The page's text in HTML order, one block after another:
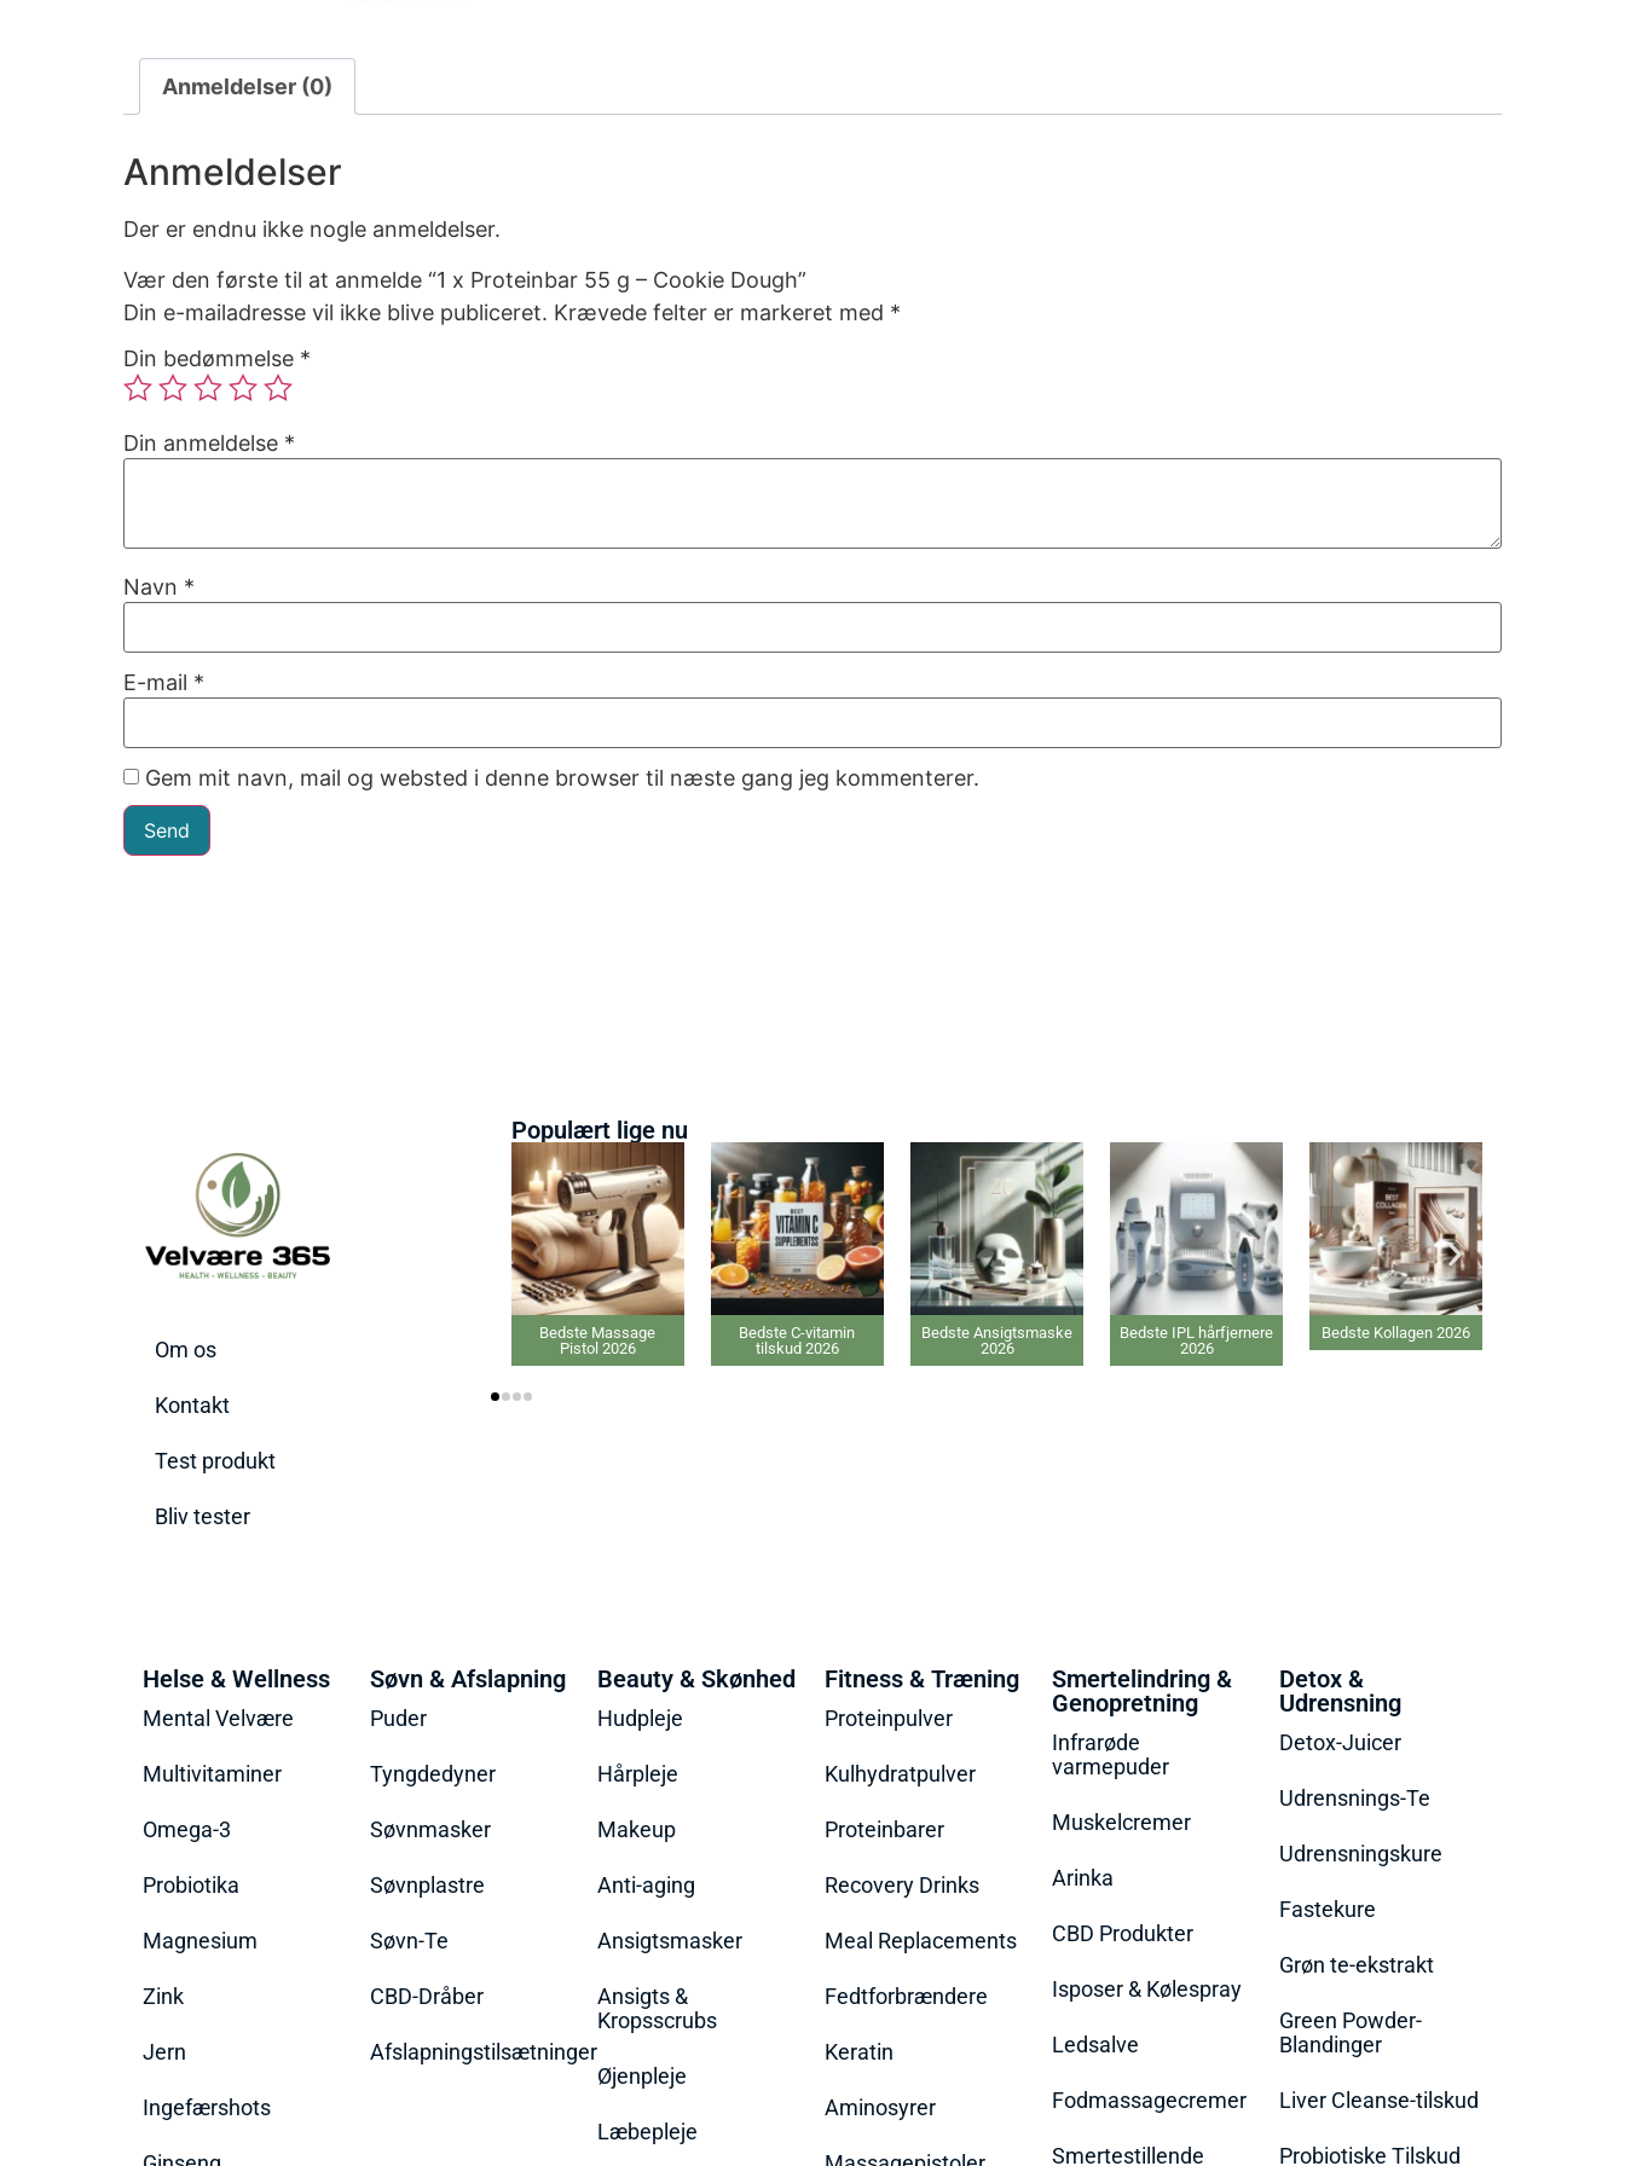
Anmeldelser (0)
Anmeldelser
Der er endnu ikke nogle anmeldelser.
Vær den første til at anmelde “1 x Proteinbar 55 g – Cookie Dough”
Din e-mailadresse vil ikke blive publiceret. Krævede felter er markeret med *
Din bedømmelse *
Din anmeldelse *
Navn *
E-mail *
Gem mit navn, mail og websted i denne browser til næste gang jeg kommenterer.
Om os
Kontakt
Test produkt
Bliv tester
Populært lige nu
Bedste C-vitamin
Bedste Ansigtsmaske
Bedste IPL hårfjernere
Bedste Kollagen 2026
Bedste Proteinpulver
2026
Helse & Wellness
Mental Velvære
Multivitaminer
Omega-3
Probiotika
Magnesium
Zink
Jern
Ingefærshots
Søvn & Afslapning
Puder
Tyngdedyner
Søvnmasker
Søvnplastre
Søvn-Te
CBD-Dråber
Afslapningstilsætninger
Beauty & Skønhed
Hudpleje
Hårpleje
Makeup
Anti-aging
Ansigtsmasker
Ansigts &
Kropsscrubs
Øjenpleje
Læbepleje
Fitness & Træning
Proteinpulver
Kulhydratpulver
Proteinbarer
Recovery Drinks
Meal Replacements
Fedtforbrændere
Keratin
Aminosyrer
Smertelindring &
Genopretning
Infrarøde
varmepuder
Muskelcremer
Arinka
CBD Produkter
Isposer & Kølespray
Ledsalve
Fodmassagecremer
Smertestillende
Detox &
Udrensning
Detox-Juicer
Udrensnings-Te
Udrensningskure
Fastekure
Grøn te-ekstrakt
Green Powder-
Blandinger
Liver Cleanse-tilskud
Probiotiske Tilskud